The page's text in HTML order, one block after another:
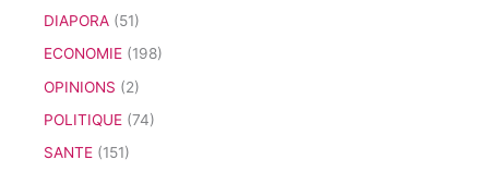
DIAPORA (51)
ECONOMIE (198)
OPINIONS (2)
POLITIQUE (74)
SANTE (151)